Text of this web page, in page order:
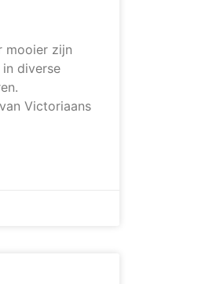
mooier zijn
in diverse
Victoriaans